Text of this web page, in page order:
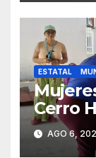
ESTATAL
Cerro
para
apoyo
AGO 6,